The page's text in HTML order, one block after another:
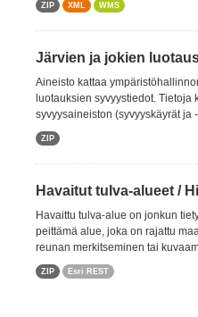
ZIP XML WMS
Järvien ja jokien
Aineisto kattaa
luotauksien syvyystiedot. Tietoja
syvyysaineiston (syvyyskäyrät ja
ZIP
Havaitut tulva-alueet /
Havaittu tulva-alue on jonkun
peittämä alue, joka on rajattu
reunan merkitseminen tai
ZIP Esri REST